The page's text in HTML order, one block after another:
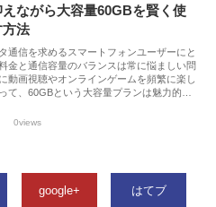
ながら大容量60GBを賢く使
方法
通信を求めるスマートフォンユーザーにと
金と通信容量のバランスは常に悩ましい問
動画視聴やオンラインゲームを頻繁に楽し
て、60GBという大容量プランは魅力的…
0views
google+ はてブ